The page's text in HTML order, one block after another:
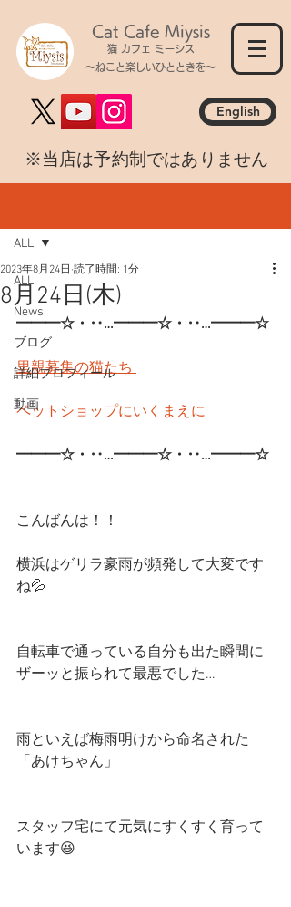
Cat Cafe Miysis
猫 カフェ ミーシス
～ねこと楽しいひとときを～
English
​※当店は予約制ではありません
ALL
News
ブログ
詳細プロフィール
動画
ALL
8月24日(木)
2023年8月24日 読了時間: 1分
━━━☆・‥…━━━☆・‥…━━━☆
里親募集の猫たち
ペットショップにいくまえに
━━━☆・‥…━━━☆・‥…━━━☆
こんばんは！！
横浜はゲリラ豪雨が頻発して大変です
ね💦
自転車で通っている自分も出た瞬間に
ザーッと振られて最悪でした…
雨といえば梅雨明けから命名された
「あけちゃん」
スタッフ宅にて元気にすくすく育って
います😆